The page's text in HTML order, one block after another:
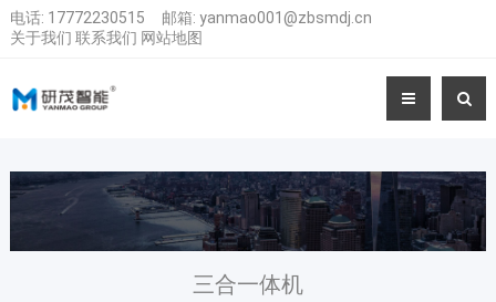
电话: 17772230515 邮箱: yanmao001@zbsmdj.cn
关于我们 联系我们 网站地图
三合一体机